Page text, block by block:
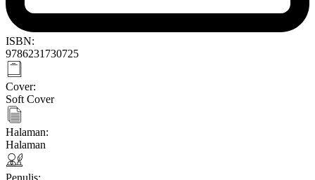
ISBN:
9786231730725
Cover:
Soft Cover
Halaman:
Halaman
Penulis: